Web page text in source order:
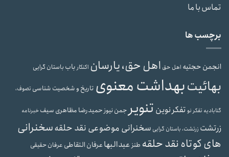
تماس با ما
برچسب ها
انجمن حجتیه اهل حق اهل حق، یارسان اکنکارباب باستان گرایی
بهائیتبهداشت معنوی تاریخ و شخصیت شناسی تصوف،
گنابادیه تفکر نوتفکر نوین تنویر جمن نیوزحمیدرضا مظاهری سیفخبرنامه
زرتشت زرتشت، باستان گرایی سخنرانی موضوعی نقد حلقهسخنرانی
های کوتاه نقد حلقه طنزعبدالبهاعرفان التقاطی عرفان حقیقی